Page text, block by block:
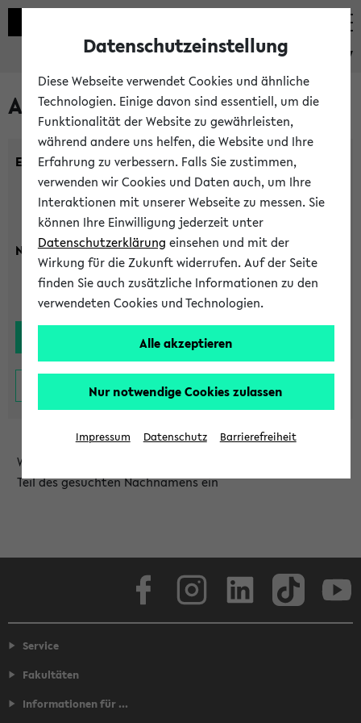
eKVV
Alle Lehrenden
Einrichtung:
Nachname:
Wählen Sie die Einrichtung aus und/oder geben Sie einen
Teil des gesuchten Nachnamens ein
Service
Fakultäten
Informationen für ...
Datenschutzeinstellung
Diese Webseite verwendet Cookies und ähnliche
Technologien. Einige davon sind essentiell, um die
Funktionalität der Website zu gewährleisten,
während andere uns helfen, die Website und Ihre
Erfahrung zu verbessern. Falls Sie zustimmen,
verwenden wir Cookies und Daten auch, um Ihre
Interaktionen mit unserer Webseite zu messen. Sie
können Ihre Einwilligung jederzeit unter
Datenschutzerklärung einsehen und mit der
Wirkung für die Zukunft widerrufen. Auf der Seite
finden Sie auch zusätzliche Informationen zu den
verwendeten Cookies und Technologien.
Alle akzeptieren
Nur notwendige Cookies zulassen
Impressum Datenschutz Barrierefreiheit